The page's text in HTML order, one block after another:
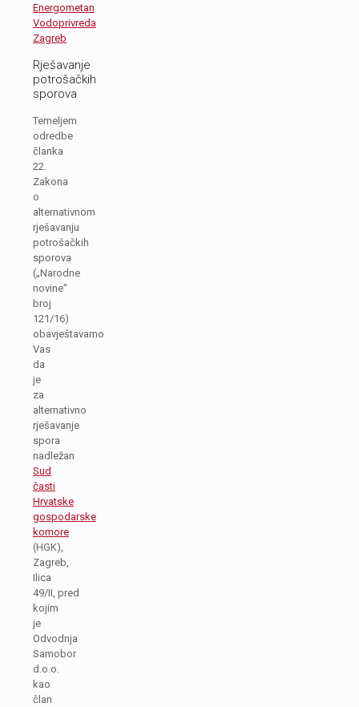
Energometan
Vodoprivreda
Zagreb
Rješavanje
potrošačkih
sporova
Temeljem
odredbe
članka
22.
Zakona
o
alternativnom
rješavanju
potrošačkih
sporova
(„Narodne
novine“
broj
121/16)
obavještavamo
Vas
da
je
za
alternativno
rješavanje
spora
nadležan
Sud
časti
Hrvatske
gospodarske
komore
(HGK),
Zagreb,
Ilica
49/II, pred
kojim
je
Odvodnja
Samobor
d.o.o.
kao
član